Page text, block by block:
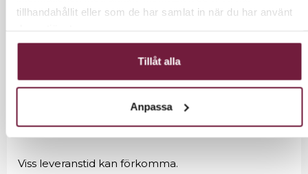
tillhandahållit eller som de har samlat in när du har använt
Tillåt alla
Anpassa
– 4 högkvalitativa inlineshjul
Längd: 39 cm
Höjd: 89,5 cm
Material: ABS & Metall
Viss leveranstid kan förkomma.